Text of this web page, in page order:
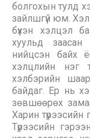
болгохын тулд
зайлшгүй юм.
бүхэн хэлцэл
хуульд заасан
нийцсэн байх
хэлцлийн нэг
хэлбэрийн
байдаг. Ер нь
зөвшөөрөх
Харин түрээсийн
Түрээсийн